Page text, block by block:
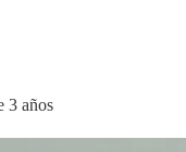
3 años